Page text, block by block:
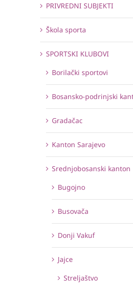
PRIVREDNI SUBJEKTI
Škola sporta
SPORTSKI KLUBOVI
Borilački sportovi
Bosansko-podrinjski
Gradačac
Kanton Sarajevo
Srednjobosanski kanton
Bugojno
Busovača
Donji Vakuf
Jajce
Streljaštvo